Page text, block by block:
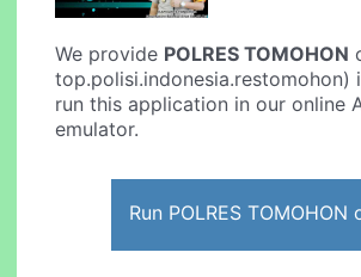
We provide POLRES TOMOHON
top.polisi.indonesia.restomohon)
run this application in our online
emulator.
Run POLRES TOMOHON